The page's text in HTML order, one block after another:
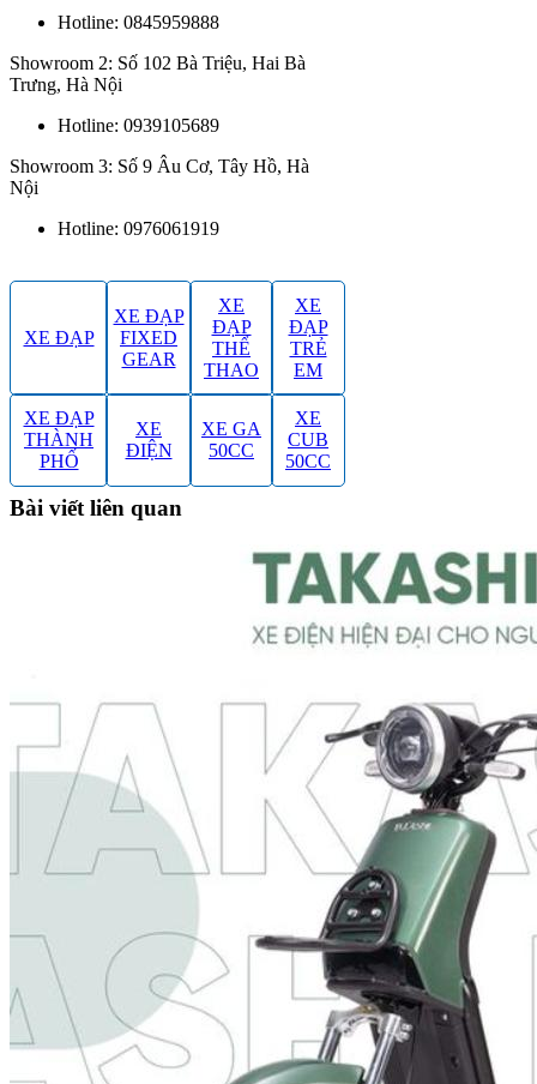
Hotline: 0845959888
Showroom 2: Số 102 Bà Triệu, Hai Bà
Trưng, Hà Nội
Hotline: 0939105689
Showroom 3: Số 9 Âu Cơ, Tây Hồ, Hà
Nội
Hotline: 0976061919
XE ĐẠP
XE ĐẠP
FIXED
GEAR
XE
ĐẠP
THỂ
THAO
XE
ĐẠP
TRẺ
EM
XE ĐẠP
THÀNH
PHỐ
XE
ĐIỆN
XE GA
50CC
XE
CUB
50CC
Bài viết liên quan